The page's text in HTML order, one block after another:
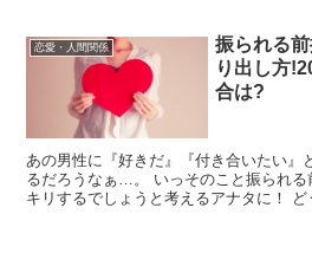
恋愛・人間関係
振られる
り出し方
合は?
あの男性に『好きだ』『付き合いたい』と告
るだろうなぁ…。 いっそのこと振られる前提でコクっちゃえば スッ
キリするでしょうと考えるアナタに！ どういったセリフで、どう切